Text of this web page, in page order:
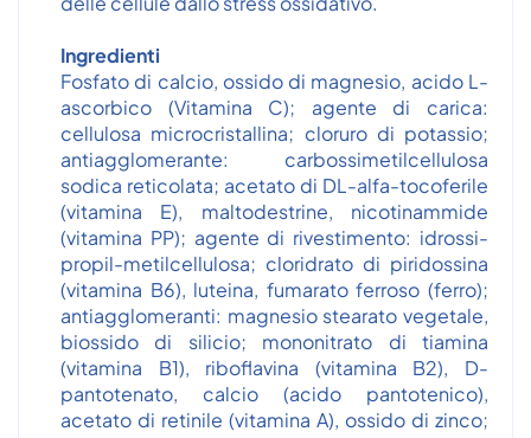
Ingredienti
Fosfato di calcio, ossido di magnesio, acido L-
ascorbico (Vitamina C); agente di carica:
cellulosa microcristallina; cloruro di potassio;
antiagglomerante: carbossimetilcellulosa
sodica reticolata; acetato di DL-alfa-tocoferile
(vitamina E), maltodestrine, nicotinammide
(vitamina PP); agente di rivestimento: idrossi-
propil-metilcellulosa; cloridrato di piridossina
(vitamina B6), luteina, fumarato ferroso (ferro);
antiagglomeranti: magnesio stearato vegetale,
biossido di silicio; mononitrato di tiamina
(vitamina B1), riboflavina (vitamina B2), D-
pantotenato, calcio (acido pantotenico),
acetato di retinile (vitamina A), ossido di zinco;